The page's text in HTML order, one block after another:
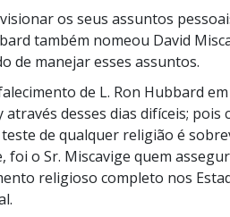
os seus assuntos
também nomeou David
de manejar esses assuntos.
de L. Ron Hubbard
através desses dias difíceis;
de qualquer religião é
foi o Sr. Miscavige quem
religioso completo nos